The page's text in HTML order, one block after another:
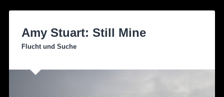
Amy Stuart: Still Mine
Flucht und Suche